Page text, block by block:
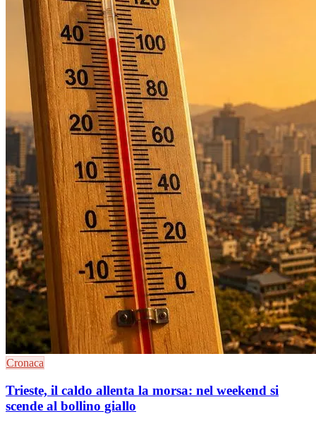
Cronaca
Trieste, il caldo allenta la morsa: nel weekend si
scende al bollino giallo